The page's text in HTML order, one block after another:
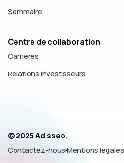
Sommaire
Centre de collaboration
Carrières
Relations Investisseurs
© 2025 Adisseo.
Contactez-nousMentions légales